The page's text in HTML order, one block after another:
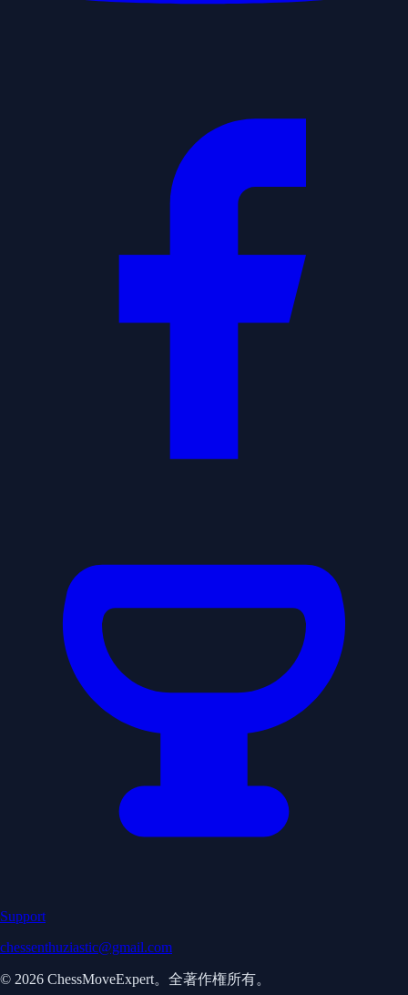
Support
chessenthuziastic@gmail.com
© 2026 ChessMoveExpert。全著作権所有。